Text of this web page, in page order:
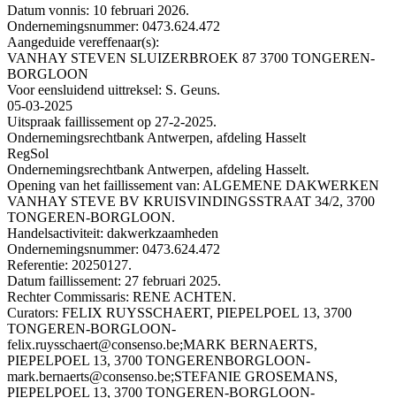
Datum vonnis: 10 februari 2026.
Ondernemingsnummer: 0473.624.472
Aangeduide vereffenaar(s):
VANHAY STEVEN SLUIZERBROEK 87 3700 TONGEREN-
BORGLOON
Voor eensluidend uittreksel: S. Geuns.
05-03-2025
Uitspraak faillissement op 27-2-2025.
Ondernemingsrechtbank Antwerpen, afdeling Hasselt
RegSol
Ondernemingsrechtbank Antwerpen, afdeling Hasselt.
Opening van het faillissement van: ALGEMENE DAKWERKEN
VANHAY STEVE BV KRUISVINDINGSSTRAAT 34/2, 3700
TONGEREN-BORGLOON.
Handelsactiviteit: dakwerkzaamheden
Ondernemingsnummer: 0473.624.472
Referentie: 20250127.
Datum faillissement: 27 februari 2025.
Rechter Commissaris: RENE ACHTEN.
Curators: FELIX RUYSSCHAERT, PIEPELPOEL 13, 3700
TONGEREN-BORGLOON-
felix.ruysschaert@consenso.be;MARK BERNAERTS,
PIEPELPOEL 13, 3700 TONGERENBORGLOON-
mark.bernaerts@consenso.be;STEFANIE GROSEMANS,
PIEPELPOEL 13, 3700 TONGEREN-BORGLOON-